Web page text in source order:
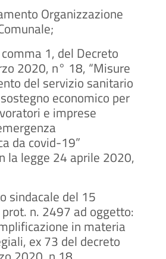
Organizzazione
1, del Decreto
2020, n° 18, “Misure
del servizio sanitario
economico per
e imprese
da covid-19”
la legge 24 aprile 2020,
sindacale del 15
n. 2497 ad oggetto:
in materia
ex 73 del decreto